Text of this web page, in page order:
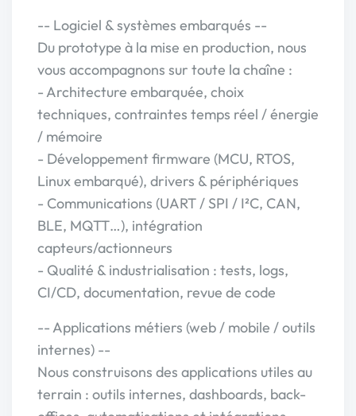
-- Logiciel & systèmes embarqués --
Du prototype à la mise en production, nous
vous accompagnons sur toute la chaîne :
- Architecture embarquée, choix
techniques, contraintes temps réel / énergie
/ mémoire
- Développement firmware (MCU, RTOS,
Linux embarqué), drivers & périphériques
- Communications (UART / SPI / I²C, CAN,
BLE, MQTT…), intégration
capteurs/actionneurs
- Qualité & industrialisation : tests, logs,
CI/CD, documentation, revue de code
-- Applications métiers (web / mobile / outils
internes) --
Nous construisons des applications utiles au
terrain : outils internes, dashboards, back-